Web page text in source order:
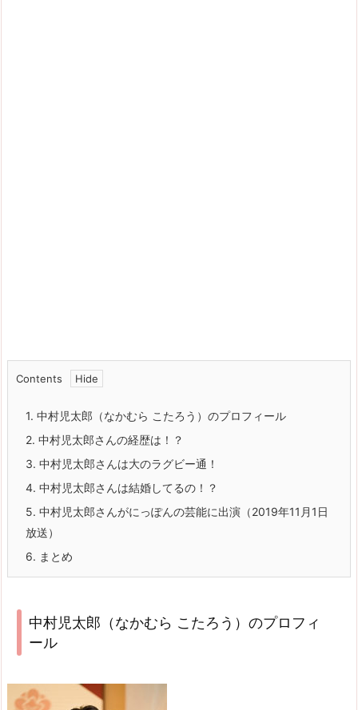
Contents
1. 中村児太郎（なかむら こたろう）のプロフィール
2. 中村児太郎さんの経歴は！？
3. 中村児太郎さんは大のラグビー通！
4. 中村児太郎さんは結婚してるの！？
5. 中村児太郎さんがにっぽんの芸能に出演（2019年11月1日
放送）
6. まとめ
中村児太郎（なかむら こたろう）のプロフィ
ール